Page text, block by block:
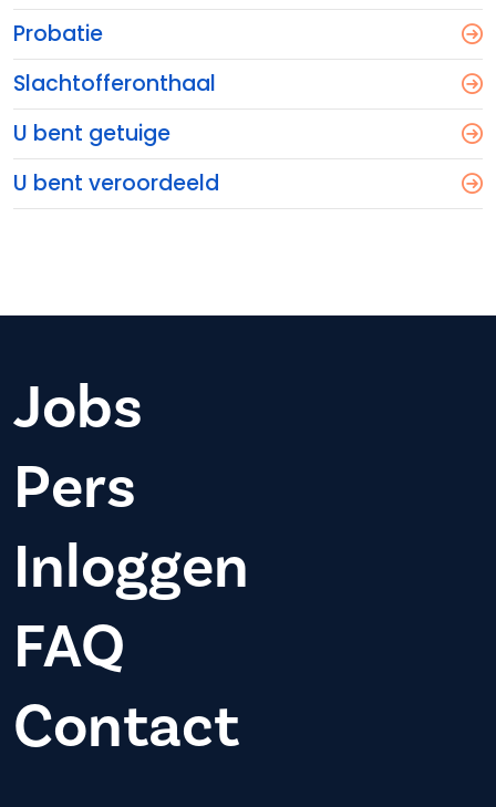
Probatie
Slachtofferonthaal
U bent getuige
U bent veroordeeld
Jobs
Pers
Inloggen
FAQ
Contact